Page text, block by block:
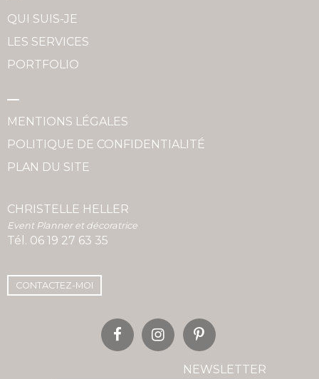
QUI SUIS-JE
LES SERVICES
PORTFOLIO
MENTIONS LÉGALES
POLITIQUE DE CONFIDENTIALITÉ
PLAN DU SITE
CHRISTELLE HELLER
Event Planner et décoratrice
Tél. 06 19 27 63 35
CONTACTEZ-MOI
NEWSLETTER